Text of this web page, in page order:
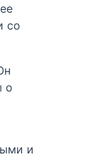
со
о
и